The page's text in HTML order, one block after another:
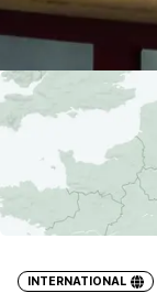
INTERNATIONAL